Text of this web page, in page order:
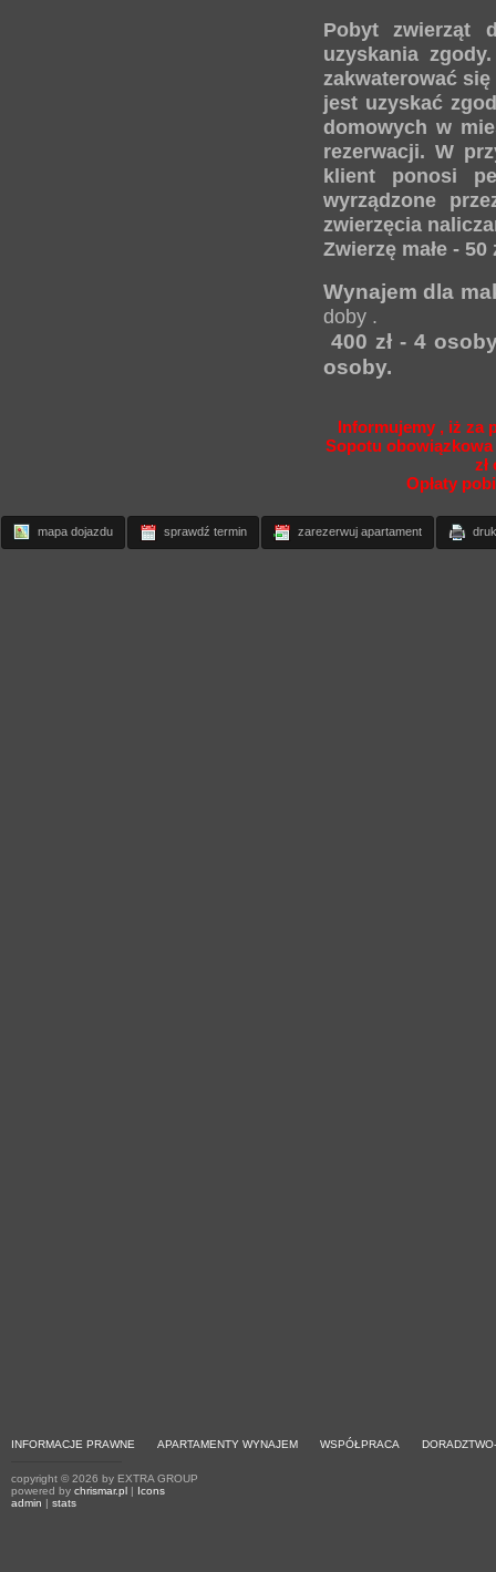
Pobyt zwierząt
uzyskania
zakwaterować
jest uzyskać
domowych w
rezerwacji. W
klient ponosi
wyrządzone
zwierzęcia
Zwierzę małe - 50
Wynajem dla
doby .
400 zł - 4
osoby.
Informujemy , iż za
Sopotu
zł
Opłaty
mapa dojazdu sprawdź termin zarezerwuj apartament
INFORMACJE PRAWNE APARTAMENTY WYNAJEM WSPÓŁPRACA
copyright © 2026 by EXTRA GROUP
powered by chrismar.pl | Icons
admin | stats